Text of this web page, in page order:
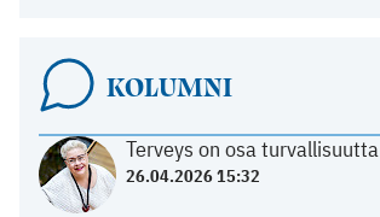
KOLUMNI
Terveys on osa turvallisuutta
26.04.2026 15:32